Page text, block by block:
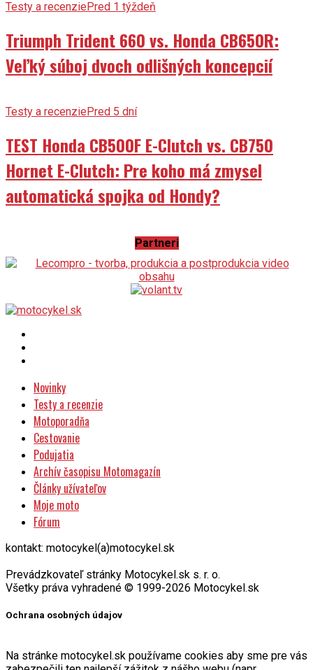
Veľký súboj dvoch odlišných koncepcií
Hornet E-Clutch: Pre koho má zmysel
automatická spojka od Hondy?
Testy a recenzie
Motoporadňa
Cestovanie
Podujatia
Archív časopisu Motomagazín
Články užívateľov
Moje moto
Fórum
Všetky práva vyhradené © 1999-2026 Motocykel.sk
zabezpečili ten najlepší zážitok z nášho webu (napr.